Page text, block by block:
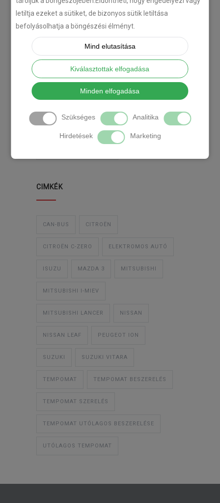
letiltja ezeket a sütiket, de bizonyos sütik letiltása
befolyásolhatja a böngészési élményt.
Mind elutasítása
Kiválasztottak elfogadása
Minden elfogadása
Szükséges Analitika
Hirdetések Marketing
Citroën C-Zero tempomat
2018-02-14
CIMKÉK
CAN-BUS CITROËN
CITROËN C-ZERO ELEKTROMOS AUTÓ
ISUZU MAZDA 3 MITSUBISHI
MITSUBISHI I-MIEV
MITSUBISHI LANCER NISSAN
NISSAN LEAF PEUGEOT ION
SUZUKI SUZUKI VITARA
TEMPOMAT TEMPOMAT BESZERELÉS
TEMPOMAT SZERELÉS
TEMPOMAT UTÓLAGOS BESZERELÉSE
UTÓLAGOS TEMPOMAT